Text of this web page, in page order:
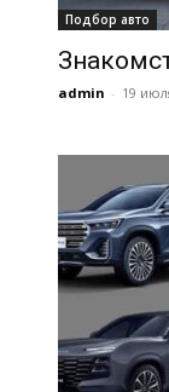
Подбор авто
admin - 19